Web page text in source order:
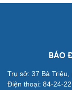
BÁO
Trụ sở: 37 Bà
Điện thoại: 84-24-